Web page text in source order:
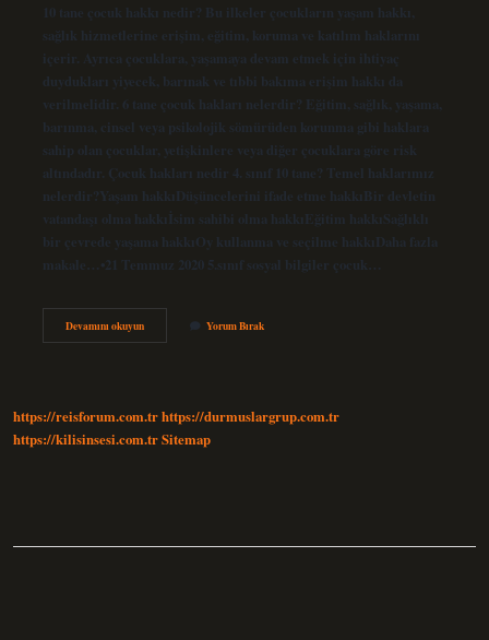
10 tane çocuk hakkı nedir? Bu ilkeler çocukların yaşam hakkı,
sağlık hizmetlerine erişim, eğitim, koruma ve katılım haklarını
içerir. Ayrıca çocuklara, yaşamaya devam etmek için ihtiyaç
duydukları yiyecek, barınak ve tıbbi bakıma erişim hakkı da
verilmelidir. 6 tane çocuk hakları nelerdir? Eğitim, sağlık, yaşama,
barınma, cinsel veya psikolojik sömürüden korunma gibi haklara
sahip olan çocuklar, yetişkinlere veya diğer çocuklara göre risk
altındadır. Çocuk hakları nedir 4. sınıf 10 tane? Temel haklarımız
nelerdir?Yaşam hakkıDüşüncelerini ifade etme hakkıBir devletin
vatandaşı olma hakkıİsim sahibi olma hakkıEğitim hakkıSağlıklı
bir çevrede yaşama hakkıOy kullanma ve seçilme hakkıDaha fazla
makale…•21 Temmuz 2020 5.sınıf sosyal bilgiler çocuk…
Devamını okuyun10
Tane
Yorum Bırak
https://reisforum.com.trhttps://durmuslargrup.com.tr
https://kilisinsesi.com.trSitemap